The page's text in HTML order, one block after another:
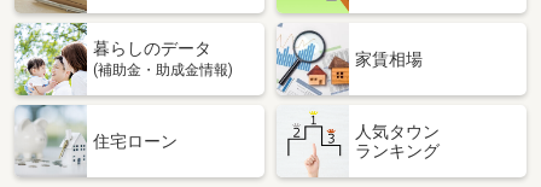
暮らしのデータ
(補助金・助成金情報)
家賃相場
住宅ローン
人気タウン
ランキング